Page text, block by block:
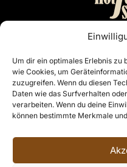
Um dir ein optimales Erlebnis
wie Cookies, um
zuzugreifen. Wenn du diesen
Daten wie das Surfverhalten
verarbeiten. Wenn du deine
können bestimmte Merkmale
E-Mail: